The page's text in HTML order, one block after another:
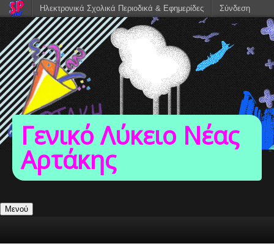
Γενικό Λύκειο Νέας
Αρτάκης
Μενού
Ηλεκτρονικά Σχολικά Περιοδικά & Εφημερίδες Σύνδεση